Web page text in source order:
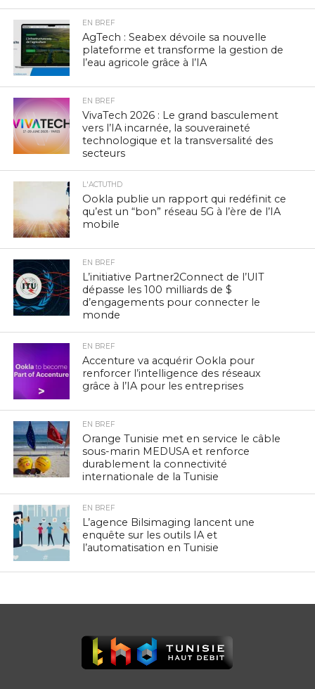
EN BREF
AgTech : Seabex dévoile sa nouvelle
plateforme et transforme la gestion de
l’eau agricole grâce à l’IA
EN BREF
VivaTech 2026 : Le grand basculement
vers l’IA incarnée, la souveraineté
technologique et la transversalité des
secteurs
L'ACTUTHD
Ookla publie un rapport qui redéfinit ce
qu’est un “bon” réseau 5G à l’ère de l’IA
mobile
EN BREF
L’initiative Partner2Connect de l’UIT
dépasse les 100 milliards de $
d’engagements pour connecter le
monde
EN BREF
Accenture va acquérir Ookla pour
renforcer l’intelligence des réseaux
grâce à l’IA pour les entreprises
EN BREF
Orange Tunisie met en service le câble
sous-marin MEDUSA et renforce
durablement la connectivité
internationale de la Tunisie
EN BREF
L’agence Bilsimaging lancent une
enquête sur les outils IA et
l’automatisation en Tunisie